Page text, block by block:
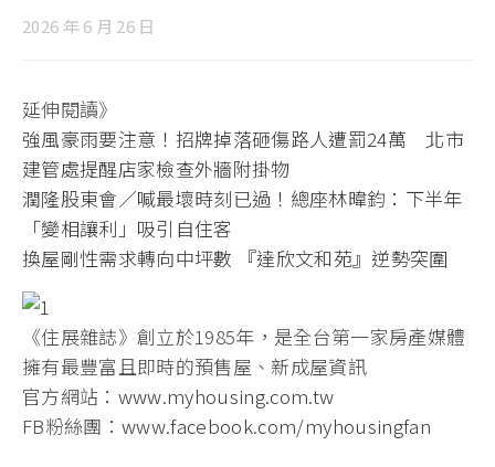
2026 年 6 月 26 日
延伸閱讀》
強風豪雨要注意！招牌掉落砸傷路人遭罰24萬 北市
建管處提醒店家檢查外牆附掛物
潤隆股東會／喊最壞時刻已過！總座林暐鈞：下半年
「變相讓利」吸引自住客
換屋剛性需求轉向中坪數 『達欣文和苑』逆勢突圍
《住展雜誌》創立於1985年，是全台第一家房產媒體
擁有最豐富且即時的預售屋、新成屋資訊
官方網站： www.myhousing.com.tw
FB粉絲團：www.facebook.com/myhousingfan